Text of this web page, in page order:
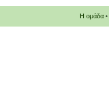
Η ομάδα •